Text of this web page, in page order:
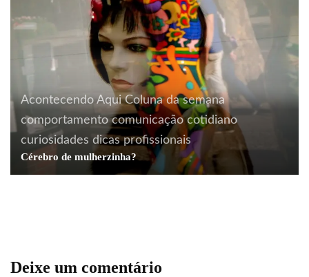
Acontecendo Aqui Coluna da semana
comportamento comunicação cotidiano
curiosidades dicas profissionais
Cérebro de mulherzinha?
Berlim boas idéias comportamento
cotidiano
curiosidades
O feminismo e o chocolate
Deixe um comentário